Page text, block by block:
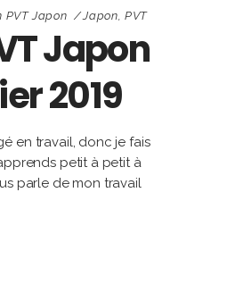
PVT Japon Japon PVT
Japon
2019
en travail, donc je fais
petit à petit à
parle de mon travail